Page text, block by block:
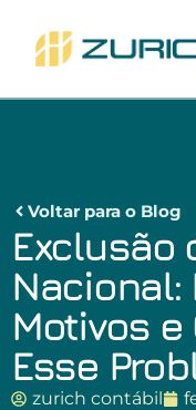
Voltar para o Blog
Exclusão
Nacional:
Motivos e
Esse
zurich contábil